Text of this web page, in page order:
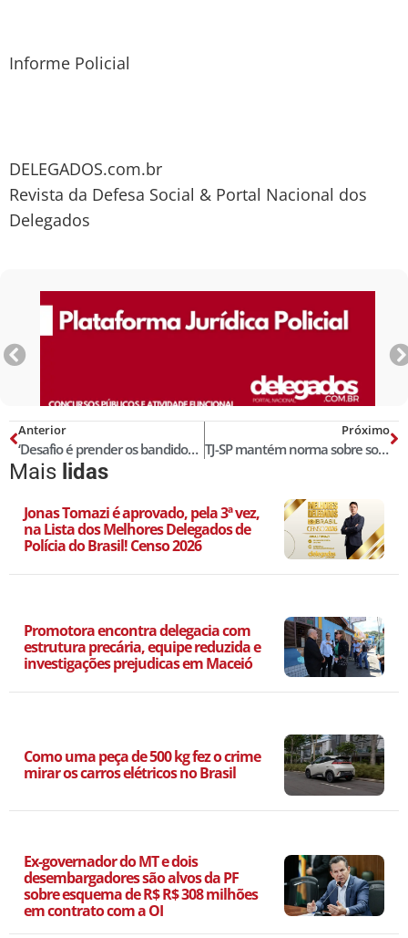
Informe Policial
DELEGADOS.com.br
Revista da Defesa Social & Portal Nacional dos
Delegados
Anterior
‘Desafio é prender os bandidos que estão presos’, diz secretário de Segurança do Piauí
Próximo
TJ-SP mantém norma sobre socorro a vítimas por PMs
Mais lidas
Jonas Tomazi é aprovado, pela 3ª vez,
na Lista dos Melhores Delegados de
Polícia do Brasil! Censo 2026
Promotora encontra delegacia com
estrutura precária, equipe reduzida e
investigações prejudicas em Maceió
Como uma peça de 500 kg fez o crime
mirar os carros elétricos no Brasil
Ex-governador do MT e dois
desembargadores são alvos da PF
sobre esquema de R$ R$ 308 milhões
em contrato com a OI